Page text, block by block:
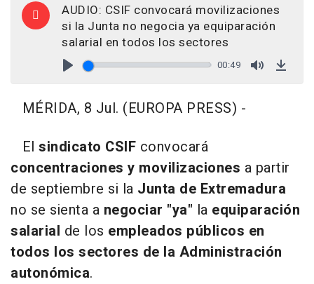
AUDIO: CSIF convocará movilizaciones
si la Junta no negocia ya equiparación
salarial en todos los sectores
00:49
MÉRIDA, 8 Jul. (EUROPA PRESS) -
El sindicato CSIF convocará
concentraciones y movilizaciones a partir
de septiembre si la Junta de Extremadura
no se sienta a negociar "ya" la equiparación
salarial de los empleados públicos en
todos los sectores de la Administración
autonómica.